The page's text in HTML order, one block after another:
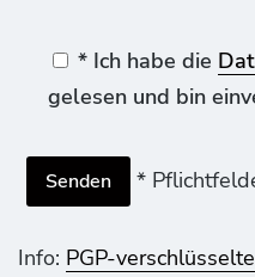
* Ich habe die
gelesen und bin
*
Info: PGP-